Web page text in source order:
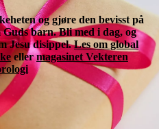
og gjøre den bevisst på
Guds barn. Bli med i dag, og
Jesu disippel.Les om global
ellermagasinet Vekteren